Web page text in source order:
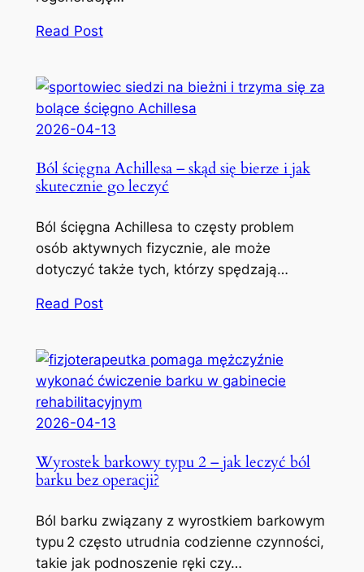
Read Post
2026-04-13
Ból ścięgna Achillesa – skąd się bierze i jak
skutecznie go leczyć
Ból ścięgna Achillesa to częsty problem
osób aktywnych fizycznie, ale może
dotyczyć także tych, którzy spędzają…
Read Post
2026-04-13
Wyrostek barkowy typu 2 – jak leczyć ból
barku bez operacji?
Ból barku związany z wyrostkiem barkowym
typu 2 często utrudnia codzienne czynności,
takie jak podnoszenie ręki czy…